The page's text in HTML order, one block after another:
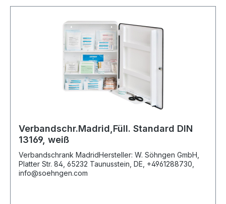
Verbandschr.Madrid,Füll. Standard DIN
13169, weiß
Verbandschrank MadridHersteller: W. Söhngen GmbH,
Platter Str. 84, 65232 Taunusstein, DE, +4961288730,
info@soehngen.com